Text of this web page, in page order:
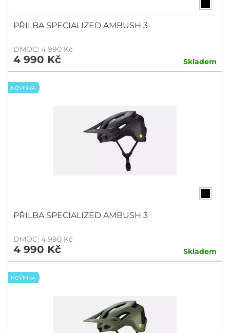
PŘILBA SPECIALIZED AMBUSH 3
DMOC: 4 990 Kč
4 990 Kč Skladem
NOVINKA
PŘILBA SPECIALIZED AMBUSH 3
DMOC: 4 990 Kč
4 990 Kč Skladem
NOVINKA